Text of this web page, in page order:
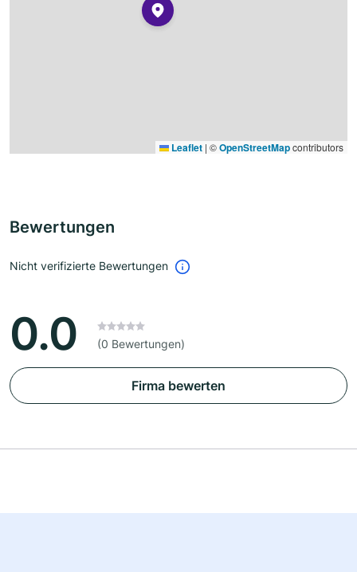
Leaflet | ©OpenStreetMapcontributors
Bewertungen
Nicht verifizierte Bewertungen
0.0 (0 Bewertungen)
Firma bewerten